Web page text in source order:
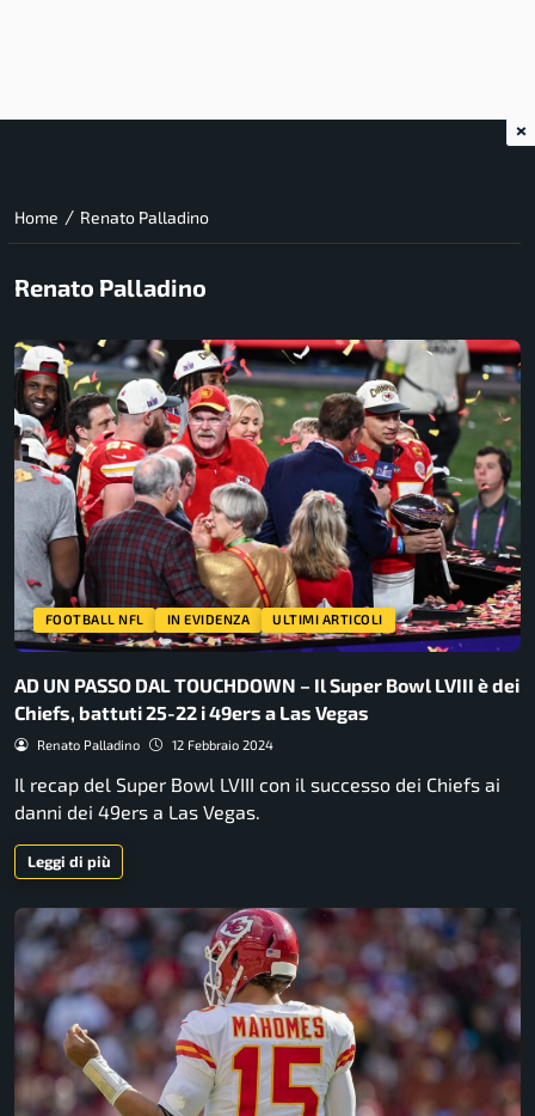
Home / Renato Palladino
Renato Palladino
FOOTBALL NFL IN EVIDENZA ULTIMI ARTICOLI
AD UN PASSO DAL TOUCHDOWN – Il Super Bowl LVIII è dei
Chiefs, battuti 25-22 i 49ers a Las Vegas
Renato Palladino 12 Febbraio 2024
Il recap del Super Bowl LVIII con il successo dei Chiefs ai
danni dei 49ers a Las Vegas.
Leggi di più
×